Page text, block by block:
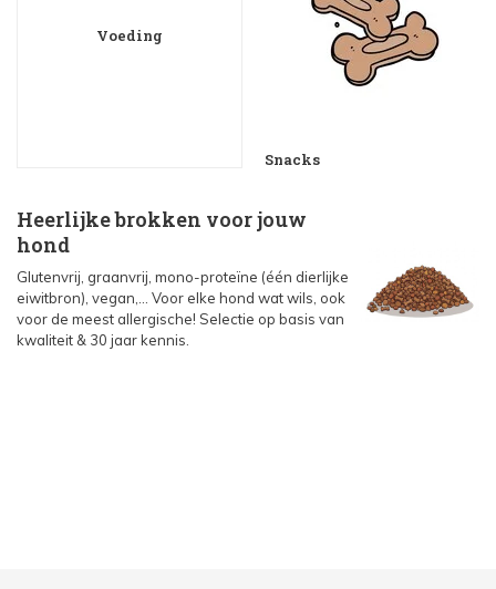
Voeding
Snacks
Heerlijke brokken voor jouw
hond
Glutenvrij, graanvrij, mono-proteïne (één dierlijke
eiwitbron), vegan,... Voor elke hond wat wils, ook
voor de meest allergische! Selectie op basis van
kwaliteit & 30 jaar kennis.